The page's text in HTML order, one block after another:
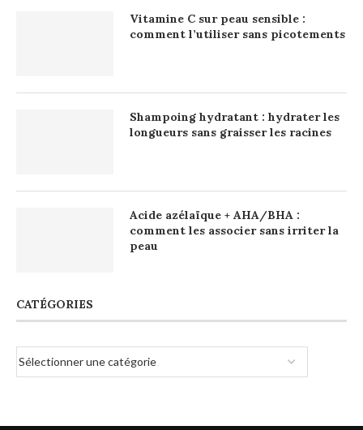
Vitamine C sur peau sensible :
comment l’utiliser sans picotements
Shampoing hydratant : hydrater les
longueurs sans graisser les racines
Acide azélaïque + AHA/BHA :
comment les associer sans irriter la
peau
CATÉGORIES